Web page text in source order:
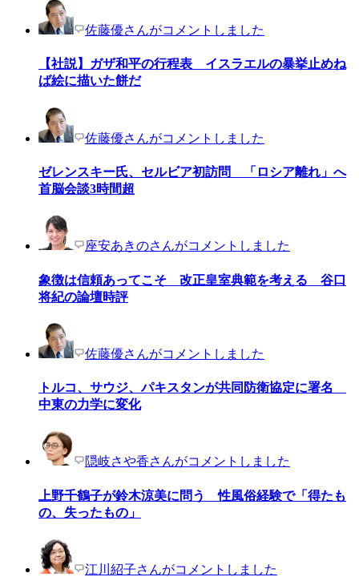
佐藤優さんがコメントしました
【社説】ガザ和平の行程表 イスラエルの暴挙止めね
ば絵に描いた餅だ
佐藤優さんがコメントしました
ゼレンスキー氏、セルビア初訪問 「ロシア離れ」へ
首脳会談3時間超
座安あきのさんがコメントしました
象徴は信頼あってこそ 改正皇室典範を考える 谷口
将紀の論壇時評
佐藤優さんがコメントしました
トルコ、サウジ、パキスタンが共同防衛協定に署名
中東の力学に変化
隠岐さや香さんがコメントしました
上野千鶴子が鈴木涼美に問う 性風俗経験で「得たも
の、失ったもの」
江川紹子さんがコメントしました